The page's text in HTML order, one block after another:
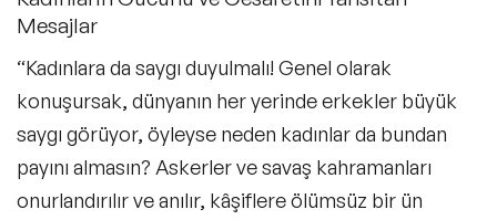
Mesajlar
“Kadınlara da saygı duyulmalı! Genel olarak
konuşursak, dünyanın her yerinde erkekler büyük
saygı görüyor, öyleyse neden kadınlar da bundan
payını almasın? Askerler ve savaş kahramanları
onurlandırılır ve anılır, kâşiflere ölümsüz bir ün